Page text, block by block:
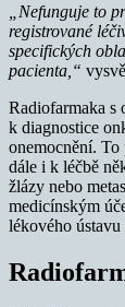
„Nefunguje to
registrované
specifických
pacienta,“
Radiofarmaka s
k diagnostice
onemocnění.
dále i k léčbě
žlázy nebo
medicínským
lékového ústavu